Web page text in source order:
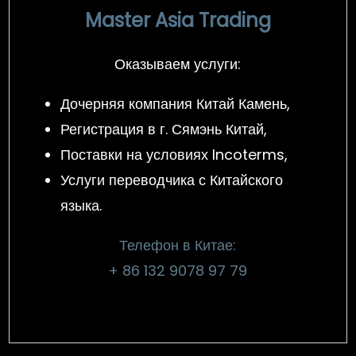
Master Asia Trading
Оказываем услуги:
Дочерняя компания Китай Камень,
Регистрация в г. Сямэнь Китай,
Поставки на условиях Incoterms,
Услуги переводчика с Китайского
языка.
Телефон в Китае:
+ 86 132 9078 97 79